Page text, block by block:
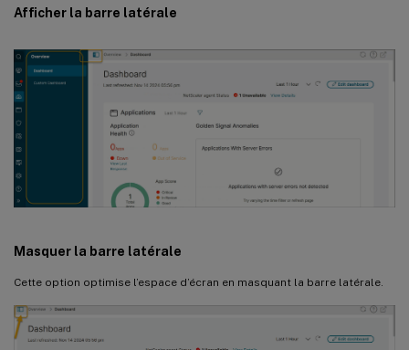
Afficher la barre latérale
Masquer la barre latérale
Cette option optimise l’espace d’écran en masquant la barre latérale.